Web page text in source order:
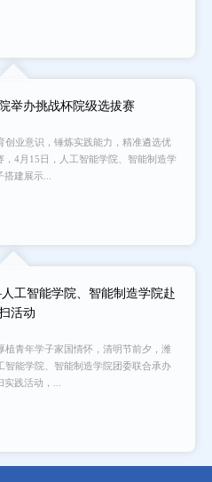
举办挑战杯院级选拔赛
创业意识，锤炼实践能力，精准遴选优
，4月15日，人工智能学院、智能制造学
建展示...
工智能学院、智能制造学院赴
活动
植青年学子家国情怀，清明节前夕，潍
智能学院、智能制造学院团委联合承办
践活动，...